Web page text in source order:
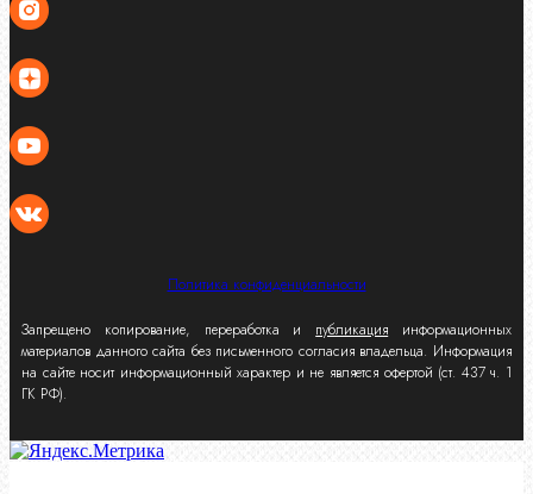
Политика конфиденциальности
Запрещено копирование, переработка и публикация информационных
материалов данного сайта без письменного согласия владельца. Информация
на сайте носит информационный характер и не является офертой (ст. 437 ч. 1
ГК РФ).